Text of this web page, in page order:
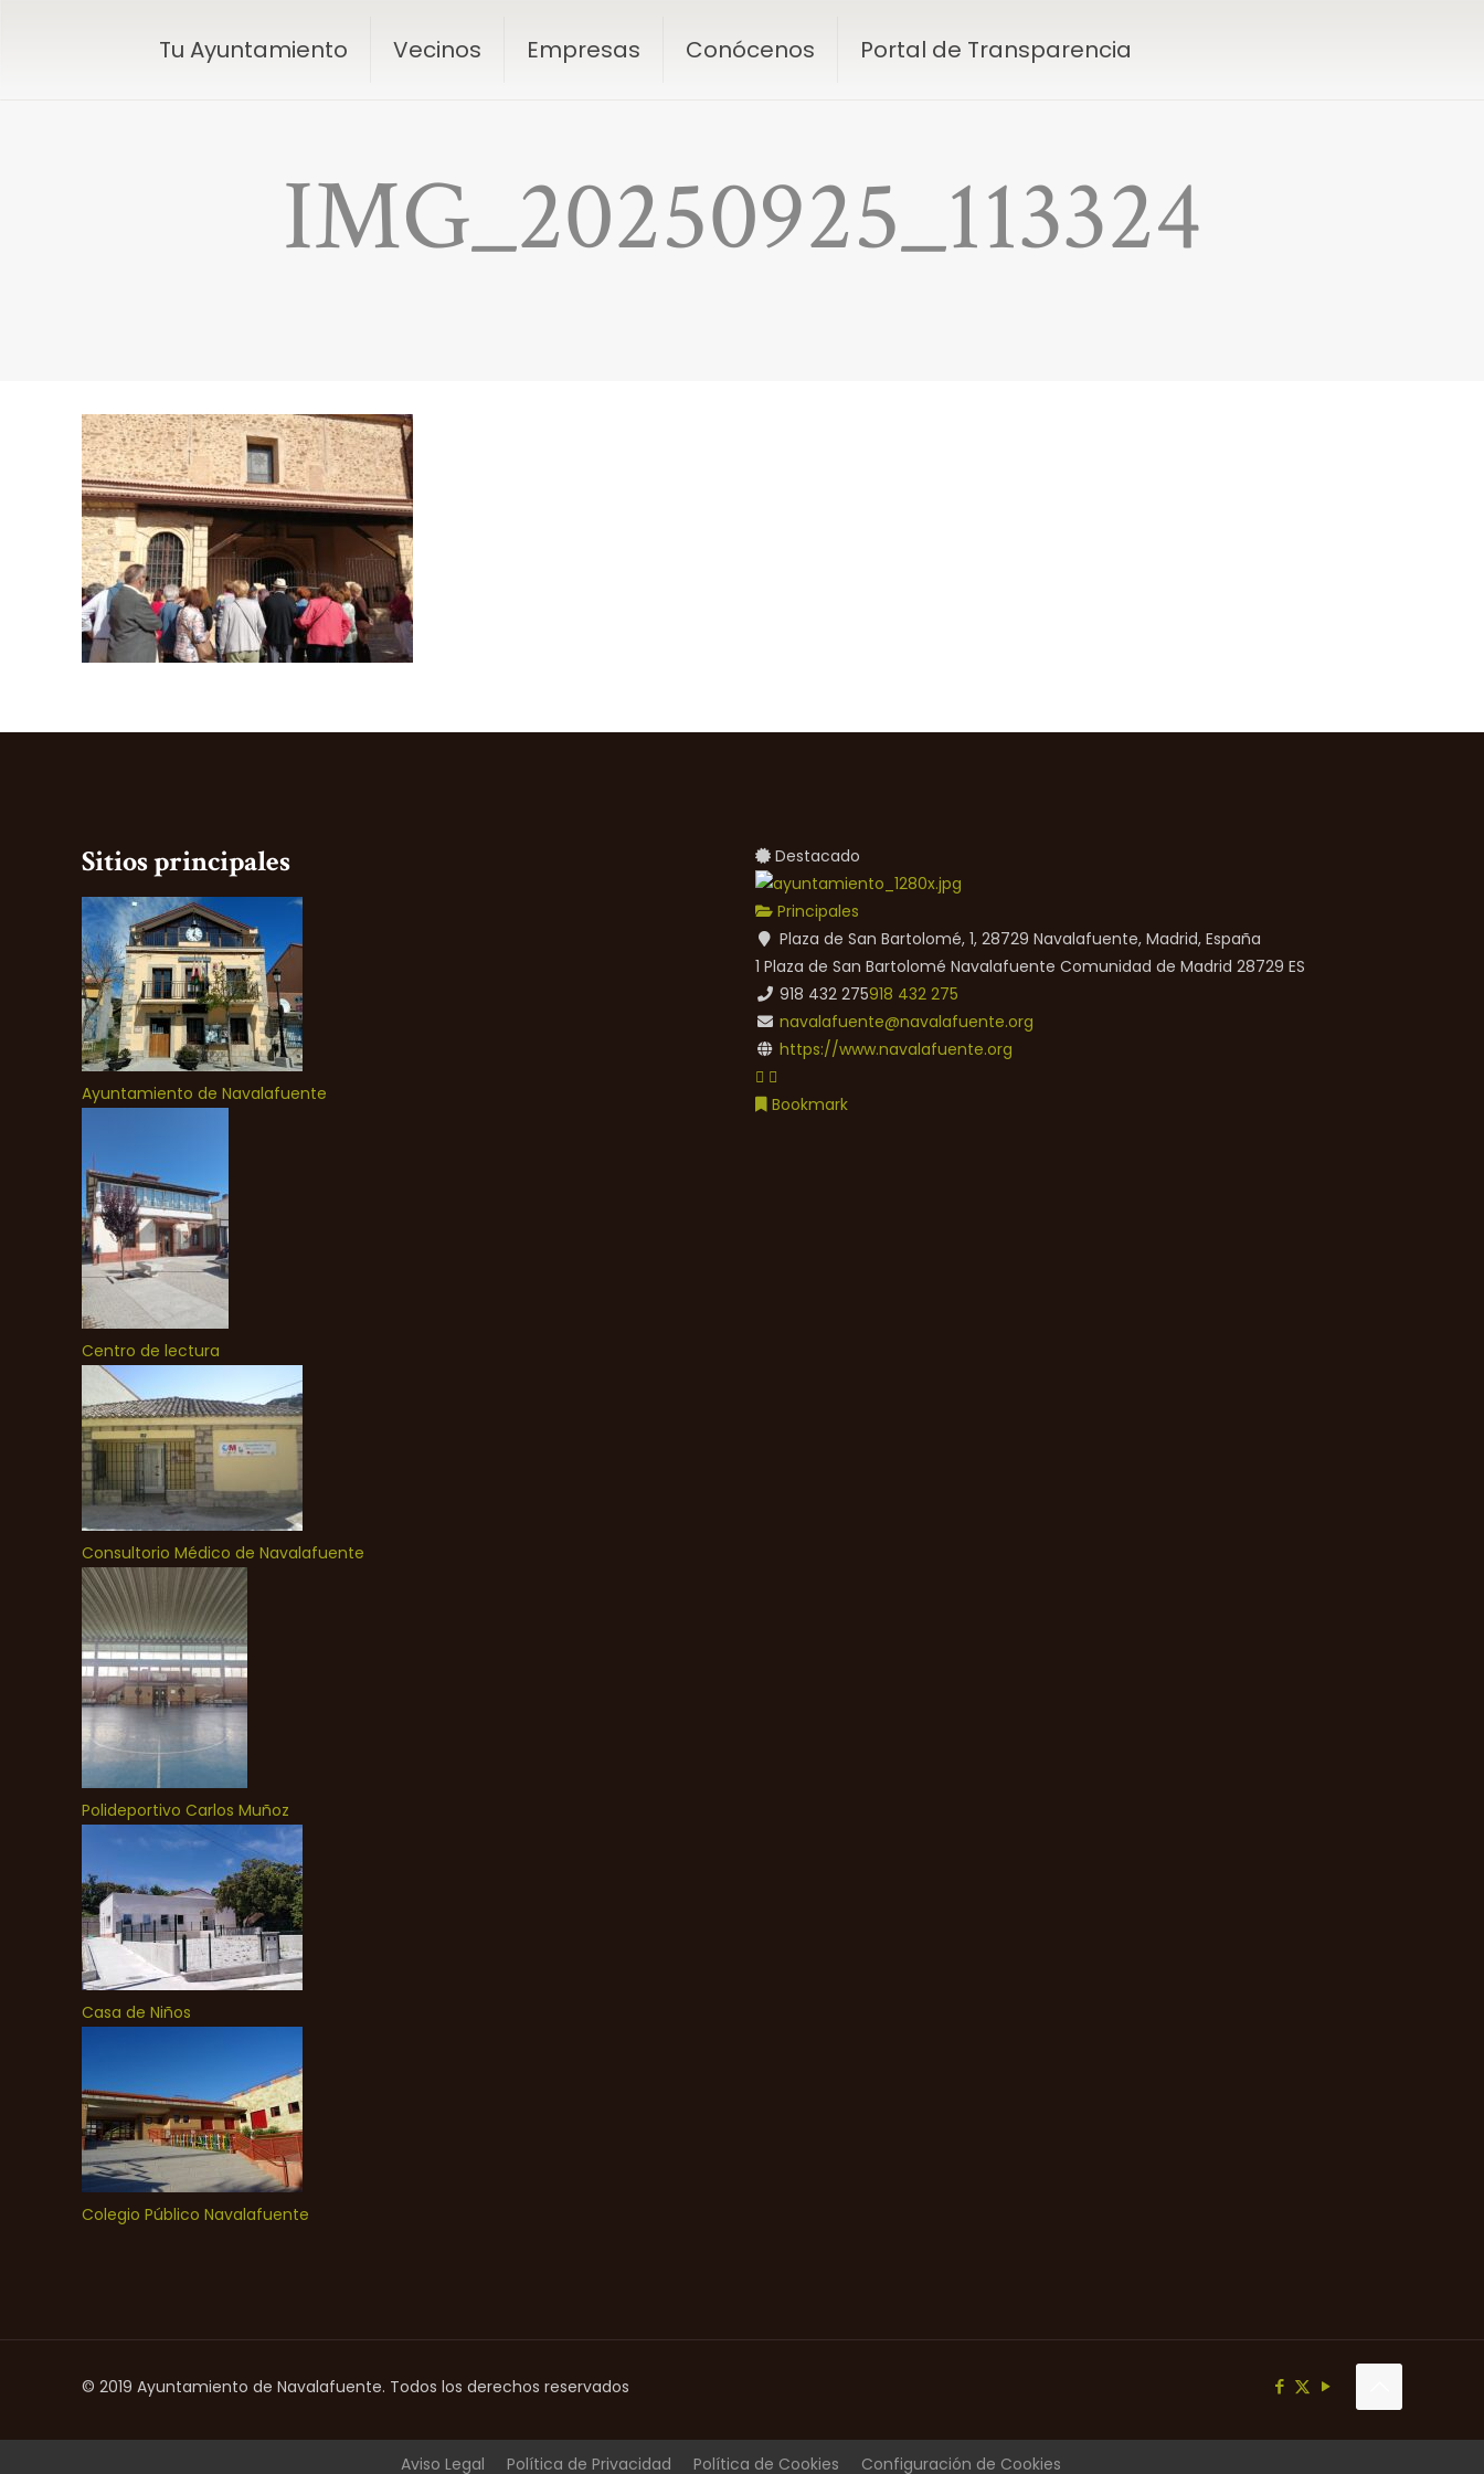
Tu Ayuntamiento Vecinos Empresas Conócenos Portal de Transparencia
IMG_20250925_113324
Sitios principales
Ayuntamiento de Navalafuente
Centro de lectura
Consultorio Médico de Navalafuente
Polideportivo Carlos Muñoz
Casa de Niños
Colegio Público Navalafuente
Destacado
Principales
Plaza de San Bartolomé, 1, 28729 Navalafuente, Madrid, España
1 Plaza de San Bartolomé Navalafuente Comunidad de Madrid 28729 ES
918 432 275918 432 275
navalafuente@navalafuente.org
https://www.navalafuente.org
Bookmark
© 2019 Ayuntamiento de Navalafuente. Todos los derechos reservados
Aviso Legal Política de Privacidad Política de Cookies Configuración de Cookies